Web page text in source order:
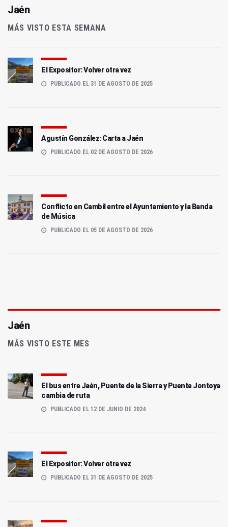
Jaén
MÁS VISTO ESTA SEMANA
El Expositor: Volver otra vez
PUBLICADO EL 31 DE AGOSTO DE 2025
Agustín González: Carta a Jaén
PUBLICADO EL 02 DE AGOSTO DE 2026
Conflicto en Cambil entre el Ayuntamiento y la Banda
de Música
PUBLICADO EL 05 DE AGOSTO DE 2026
Jaén
MÁS VISTO ESTE MES
El bus entre Jaén, Puente de la Sierra y Puente Jontoya
cambia de ruta
PUBLICADO EL 12 DE JUNIO DE 2024
El Expositor: Volver otra vez
PUBLICADO EL 31 DE AGOSTO DE 2025